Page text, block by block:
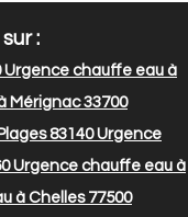
:
Urgence chauffe eau à
Mérignac 33700
83140Urgence
Urgence chauffe eau à
à Chelles 77500